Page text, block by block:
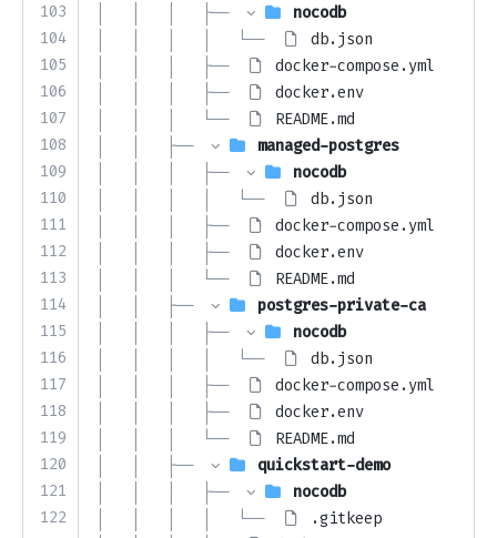
103
104
105
106
107
108
109
110
111
112
113
114
115
116
117
118
119
120
121
122
│   │   │   ├──
nocodb
│   │   │   │   └──
db.json
│   │   │   ├──
docker-compose.yml
│   │   │   ├──
docker.env
│   │   │   └──
README.md
│   │   ├──
managed-postgres
│   │   │   ├──
nocodb
│   │   │   │   └──
db.json
│   │   │   ├──
docker-compose.yml
│   │   │   ├──
docker.env
│   │   │   └──
README.md
│   │   ├──
postgres-private-ca
│   │   │   ├──
nocodb
│   │   │   │   └──
db.json
│   │   │   ├──
docker-compose.yml
│   │   │   ├──
docker.env
│   │   │   └──
README.md
│   │   ├──
quickstart-demo
│   │   │   ├──
nocodb
│   │   │   │   └──
.gitkeep